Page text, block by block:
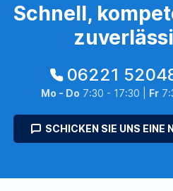
Schnell,
06221
Mo - Do 7:30 - 17:30 | Fr
SCHICKEN SIE UNS EINE